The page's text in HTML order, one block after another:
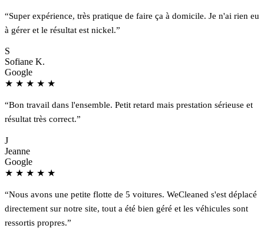
“Super expérience, très pratique de faire ça à domicile. Je n'ai rien eu
à gérer et le résultat est nickel.”
S
Sofiane K.
Google
★ ★ ★ ★ ★
“Bon travail dans l'ensemble. Petit retard mais prestation sérieuse et
résultat très correct.”
J
Jeanne
Google
★ ★ ★ ★ ★
“Nous avons une petite flotte de 5 voitures. WeCleaned s'est déplacé
directement sur notre site, tout a été bien géré et les véhicules sont
ressortis propres.”